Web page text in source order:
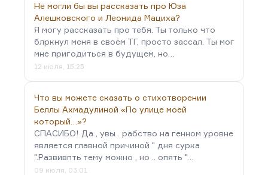
Не могли бы вы рассказать про Юза
Алешковского и Леонида Мациха?
Я могу рассказать про тебя. Ты только что
блркнул меня в своём ТГ, просто зассал. Ты мог
мне пригодиться в будущем, но…
12 июля, 15:25
Что вы можете сказать о стихотворении
Беллы Ахмадулиной «По улице моей
который…»?
СПАСИБО! Да , увы . рабство на генном уровне
является главной причиной " дня сурка
".Развивпть тему можно , но .. опять "…
09 июля, 03:01